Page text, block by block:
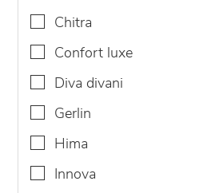
chitra
confort luxe
diva divani
gerlin
hima
innova